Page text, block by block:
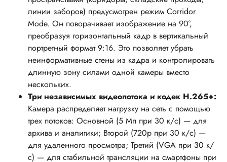
линии заборов) предусмотрен режим Corridor
Mode. Он поворачивает изображение на 90°,
преобразуя горизонтальный кадр в вертикальный
портретный формат 9:16. Это позволяет убрать
неинформативные стены из кадра и контролировать
длинную зону силами одной камеры вместо
нескольких.
Три независимых видеопотока и кодек H.265+:
Камера распределяет нагрузку на сеть с помощью
трех потоков: Основной (5 Мп при 30 к/с) — для
архива и аналитики; Второй (720p при 30 к/с) —
для удаленного просмотра; Третий (VGA при 30 к/
с) — для стабильной трансляции на смартфоны при